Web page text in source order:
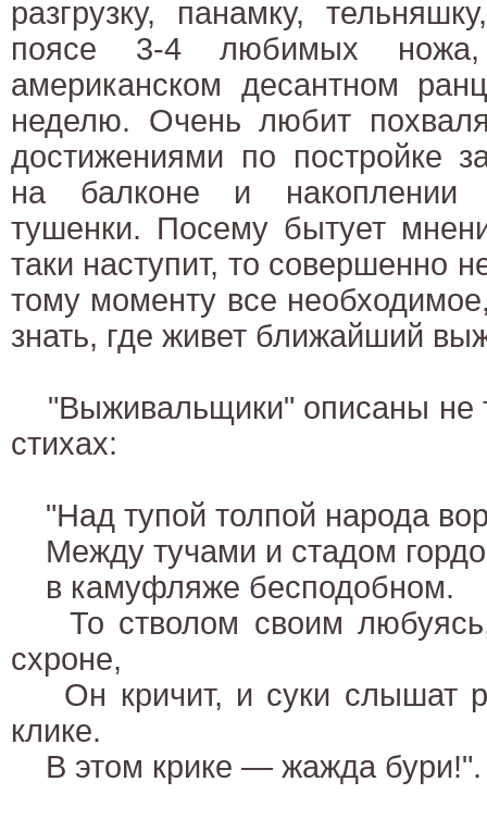
разгрузку, панамку,
поясе 3-4 любимых
американском десантном
неделю. Очень любит
достижениями по постройке
на балконе и накоплении
тушенки. Посему бытует
таки наступит, то совершенно
тому моменту все
знать, где живет ближайший
"Выживальщики" описаны не
стихах:
"Над тупой толпой народа
Между тучами и стадом
в камуфляже бесподобном.
То стволом своим
схроне,
Он кричит, и суки слышат
клике.
В этом крике — жажда бури!".